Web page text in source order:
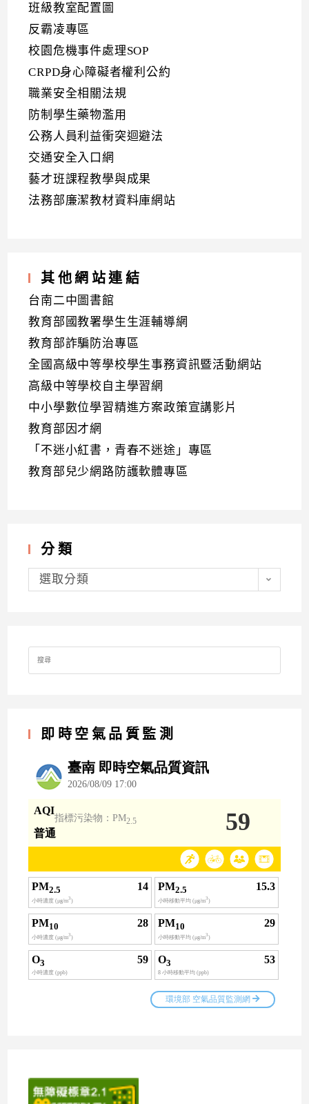
班級教室配置圖
反霸凌專區
校園危機事件處理SOP
CRPD身心障礙者權利公約
職業安全相關法規
防制學生藥物濫用
公務人員利益衝突迴避法
交通安全入口網
藝才班課程教學與成果
法務部廉潔教材資料庫網站
其他網站連結
台南二中圖書館
教育部國教署學生生涯輔導網
教育部詐騙防治專區
全國高級中等學校學生事務資訊暨活動網站
高級中等學校自主學習網
中小學數位學習精進方案政策宣講影片
教育部因才網
「不迷小紅書，青春不迷途」專區
教育部兒少網路防護軟體專區
分類
分
類選取分類
Search
for:
即時空氣品質監測